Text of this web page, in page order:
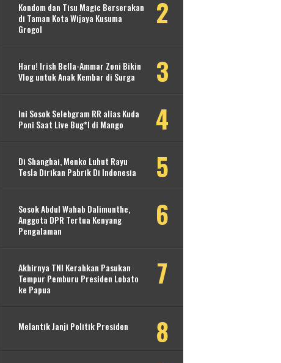
Kondom dan Tisu Magic Berserakan
di Taman Kota Wijaya Kusuma
Grogol
Haru! Irish Bella-Ammar Zoni Bikin
Vlog untuk Anak Kembar di Surga
Ini Sosok Selebgram RR alias Kuda
Poni Saat Live Bug*l di Mango
Di Shanghai, Menko Luhut Rayu
Tesla Dirikan Pabrik Di Indonesia
Sosok Abdul Wahab Dalimunthe,
Anggota DPR Tertua Kenyang
Pengalaman
Akhirnya TNI Kerahkan Pasukan
Tempur Pemburu Presiden Lobato
ke Papua
Melantik Janji Politik Presiden